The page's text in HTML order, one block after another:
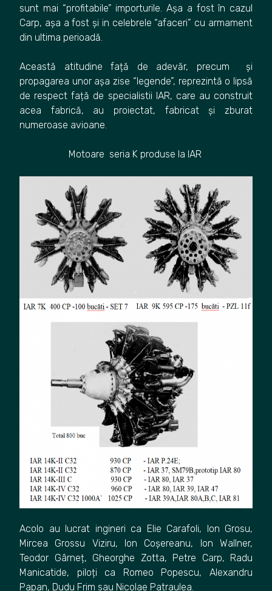
sunt mai “profitabile” importurile. Așa a fost în cazul
Carp, așa a fost și in celebrele “afaceri” cu armament
din ultima perioadă.
Această atitudine față de adevăr, precum și
propagarea unor așa zise “legende”, reprezintă o lipsă
de respect față de specialistii IAR, care au construit
acea fabrică, au proiectat, fabricat și zburat
numeroase avioane.
Motoare seria K produse la IAR
Acolo au lucrat ingineri ca Elie Carafoli, Ion Grosu,
Mircea Grossu Viziru, Ion Coșereanu, Ion Wallner,
Teodor Gârneț, Gheorghe Zotta, Petre Carp, Radu
Manicatide, piloți ca Romeo Popescu, Alexandru
Papan, Dudu Frim sau Nicolae Patraulea.